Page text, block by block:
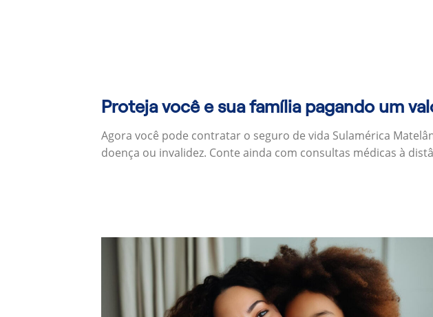
Proteja você e sua família pagando um
Agora você pode contratar o seguro de vida Sulamérica
doença ou invalidez. Conte ainda com consultas médicas à